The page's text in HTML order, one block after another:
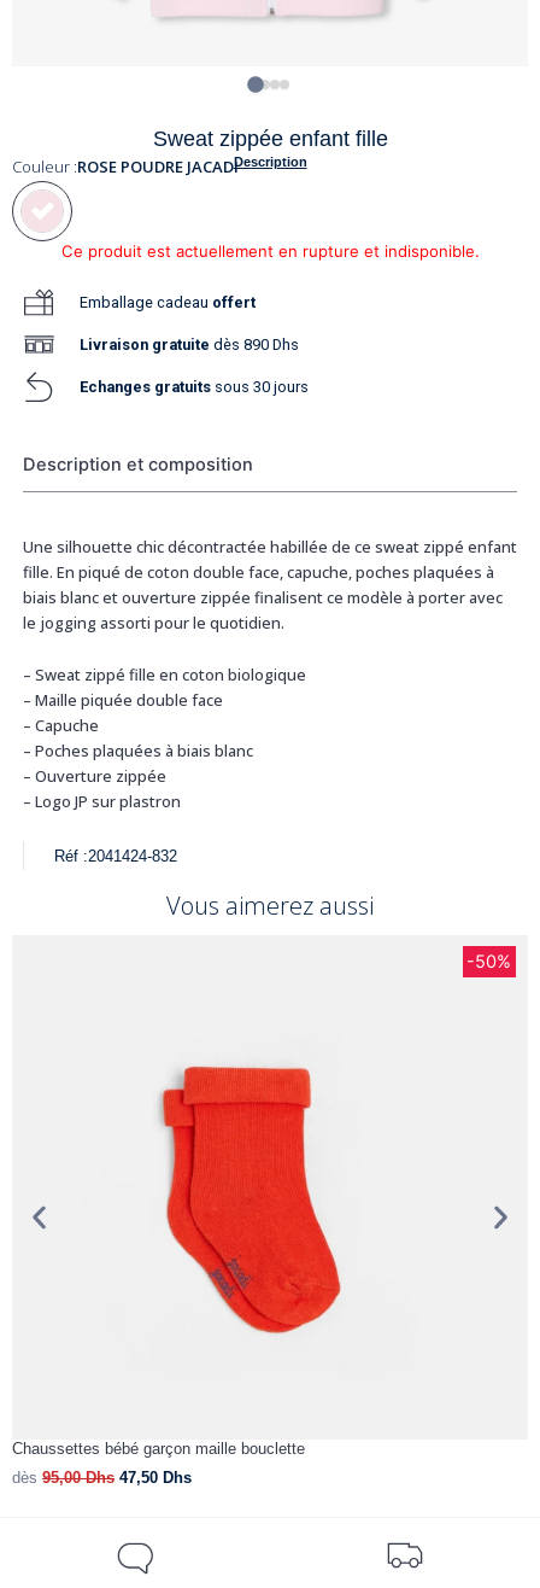
Sweat zippée enfant fille
Description
Couleur :ROSE POUDRE JACADI
Ce produit est actuellement en rupture et indisponible.
Emballage cadeau offert
Livraison gratuite dès 890 Dhs
Echanges gratuits sous 30 jours
Description et composition
Une silhouette chic décontractée habillée de ce sweat zippé enfant
fille. En piqué de coton double face, capuche, poches plaquées à
biais blanc et ouverture zippée finalisent ce modèle à porter avec
le jogging assorti pour le quotidien.
– Sweat zippé fille en coton biologique
– Maille piquée double face
– Capuche
– Poches plaquées à biais blanc
– Ouverture zippée
– Logo JP sur plastron
Réf :2041424-832
Vous aimerez aussi
-50%
Chaussettes bébé garçon maille bouclette
dès 95,00Dhs 47,50 Dhs